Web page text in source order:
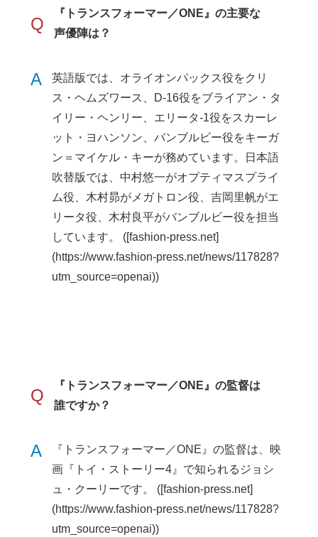
Q
『トランスフォーマー／ONE』の主要な
声優陣は？
A
英語版では、オライオンパックス役をクリ
ス・ヘムズワース、D-16役をブライアン・タ
イリー・ヘンリー、エリータ-1役をスカーレ
ット・ヨハンソン、バンブルビー役をキーガ
ン＝マイケル・キーが務めています。日本語
吹替版では、中村悠一がオプティマスプライ
ム役、木村昴がメガトロン役、吉岡里帆がエ
リータ役、木村良平がバンブルビー役を担当
しています。 ([fashion-press.net]
(https://www.fashion-press.net/news/117828?
utm_source=openai))
Q
『トランスフォーマー／ONE』の監督は
誰ですか？
A
『トランスフォーマー／ONE』の監督は、映
画『トイ・ストーリー4』で知られるジョシ
ュ・クーリーです。 ([fashion-press.net]
(https://www.fashion-press.net/news/117828?
utm_source=openai))